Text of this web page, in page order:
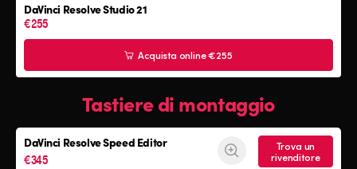
DaVinci Resolve Studio 21
€255
Acquista online €255
Tastiere di montaggio
DaVinci ResolveSpeed Editor
€345
Trova un
rivenditore